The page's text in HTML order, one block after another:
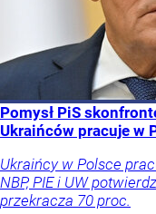
Pomysł PiS
Ukraińców pracuje w
Ukraińcy w Polsce
NBP, PIE i UW
przekracza 70 proc.